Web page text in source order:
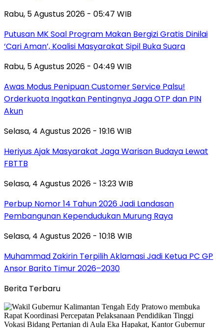
Rabu, 5 Agustus 2026 - 05:47 WIB
Putusan MK Soal Program Makan Bergizi Gratis Dinilai
‘Cari Aman’, Koalisi Masyarakat Sipil Buka Suara
Rabu, 5 Agustus 2026 - 04:49 WIB
Awas Modus Penipuan Customer Service Palsu!
Orderkuota Ingatkan Pentingnya Jaga OTP dan PIN
Akun
Selasa, 4 Agustus 2026 - 19:16 WIB
Heriyus Ajak Masyarakat Jaga Warisan Budaya Lewat
FBTTB
Selasa, 4 Agustus 2026 - 13:23 WIB
Perbup Nomor 14 Tahun 2026 Jadi Landasan
Pembangunan Kependudukan Murung Raya
Selasa, 4 Agustus 2026 - 10:18 WIB
Muhammad Zakirin Terpilih Aklamasi Jadi Ketua PC GP
Ansor Barito Timur 2026–2030
Berita Terbaru